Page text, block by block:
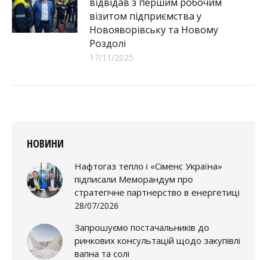
візитом підприємства у
Новояворівську та Новому
Роздолі
17/11/2025
НОВИНИ
Нафтогаз тепло і «Сіменс Україна»
підписали Меморандум про
стратегічне партнерство в енергетиці
28/07/2026
Запрошуємо постачальників до
ринкових консультацій щодо закупівлі
вапна та солі